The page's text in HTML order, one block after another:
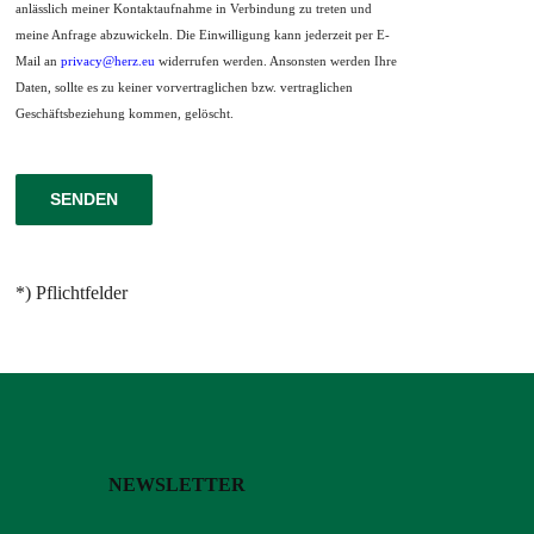
anlässlich meiner Kontaktaufnahme in Verbindung zu treten und
meine Anfrage abzuwickeln. Die Einwilligung kann jederzeit per E-
Mail an privacy@herz.eu widerrufen werden. Ansonsten werden Ihre
Daten, sollte es zu keiner vorvertraglichen bzw. vertraglichen
Geschäftsbeziehung kommen, gelöscht.
*) Pflichtfelder
NEWSLETTER